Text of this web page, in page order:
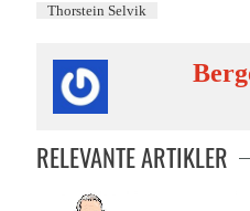
Thorstein Selvik
RELEVANTE ARTIKLER